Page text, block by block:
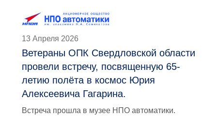
13 Апреля 2026
Ветераны ОПК Свердловской области
провели встречу, посвященную 65-
летию полёта в космос Юрия
Алексеевича Гагарина.
Встреча прошла в музее НПО автоматики.